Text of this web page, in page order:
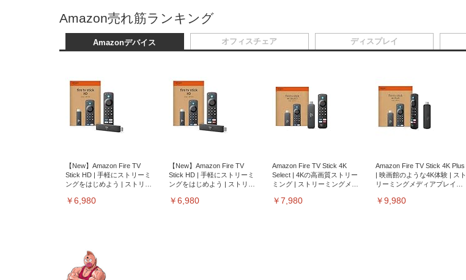
Amazon売れ筋ランキング
Amazonデバイス
【New】Amazon Fire TV
Stick HD | 手軽にストリーミ
ングをはじめよう | ストリー
￥6,980
【New】Amazon Fire TV
Stick HD | 手軽にストリーミ
ングをはじめよう | ストリー
￥6,980
Amazon Fire TV Stick 4K
Select | 4Kの高画質ストリー
ミング | ストリーミングメデ
￥7,980
Amazon Fire TV Stick 4K Plus
| 映画館のような4K体験 | スト
リーミングメディアプレイヤ
￥9,980
オフィスチェア ディスプレイ